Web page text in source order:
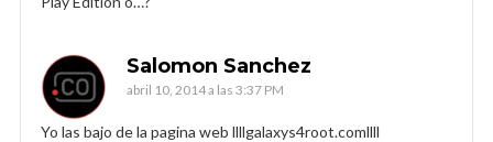
Salomon Sanchez
abril 10, 2014 a las 3:37 PM
Yo las bajo de la pagina web llllgalaxys4root.comllll